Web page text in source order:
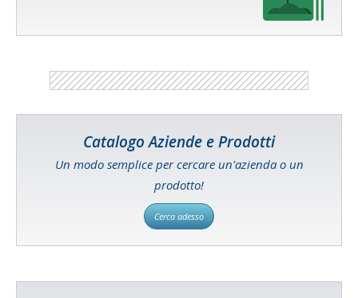
Catalogo Aziende e Prodotti
Un modo semplice per cercare un'azienda o un
prodotto!
Cerca adesso